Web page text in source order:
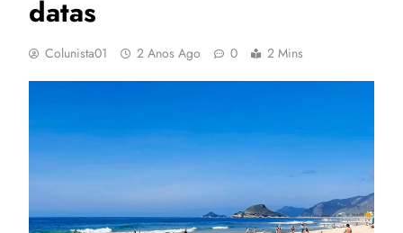
datas
Colunista01 2 Anos Ago 0 2 Mins